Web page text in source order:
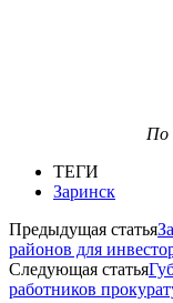
По
ТЕГИ
Заринск
Предыдущая статья
районов для
Следующая статья
работников